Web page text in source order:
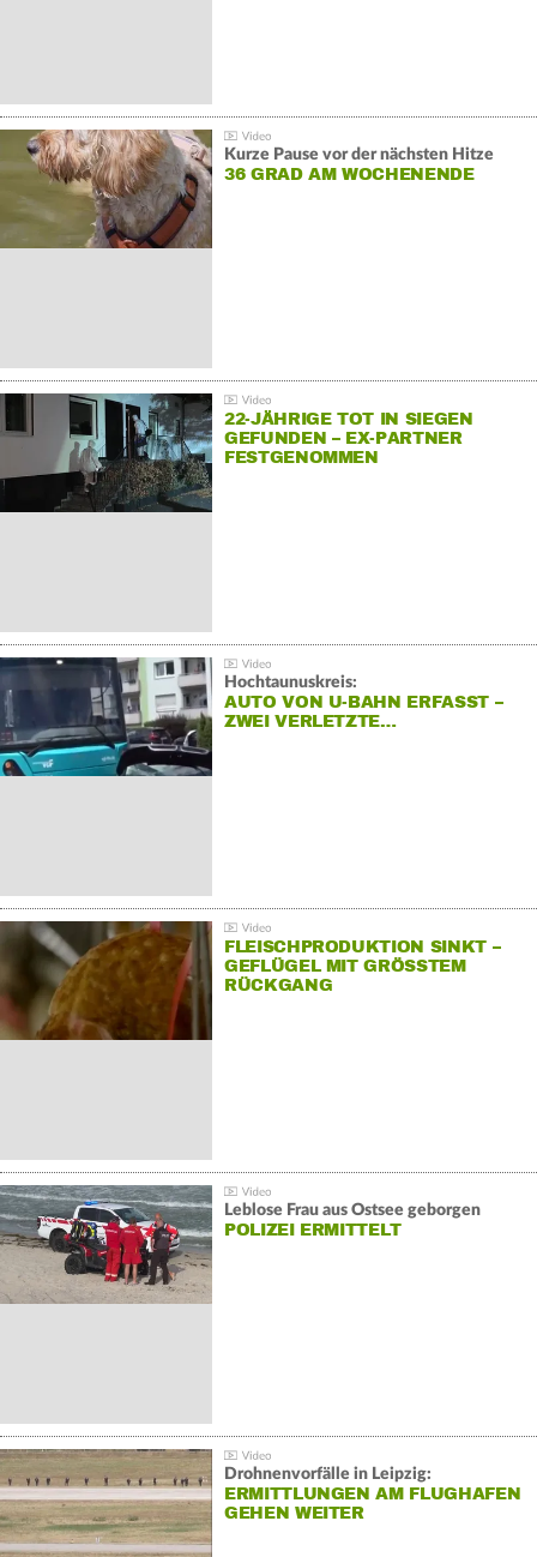
Kurze Pause vor der nächsten Hitze
36 GRAD AM WOCHENENDE
22-JÄHRIGE TOT IN SIEGEN
GEFUNDEN – EX-PARTNER
FESTGENOMMEN
Hochtaunuskreis:
AUTO VON U-BAHN ERFASST –
ZWEI VERLETZTE…
FLEISCHPRODUKTION SINKT –
GEFLÜGEL MIT GRÖSSTEM R
ÜCKGANG
Leblose Frau aus Ostsee geborgen
POLIZEI ERMITTELT
Drohnenvorfälle in Leipzig:
ERMITTLUNGEN AM FLUGHAFEN
GEHEN WEITER